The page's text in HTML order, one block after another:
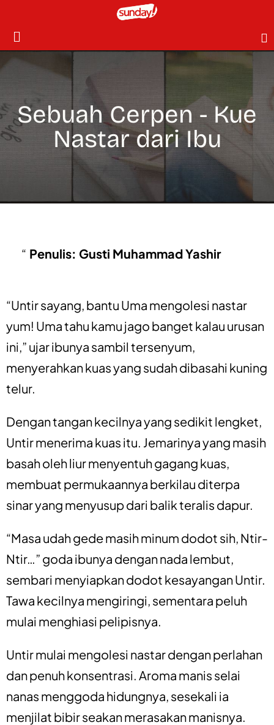
Sebuah Cerpen - Kue
Nastar dari Ibu
Penulis: Gusti Muhammad Yashir
“Untir sayang, bantu Uma mengolesi nastar
yum! Uma tahu kamu jago banget kalau urusan
ini,” ujar ibunya sambil tersenyum,
menyerahkan kuas yang sudah dibasahi kuning
telur.
Dengan tangan kecilnya yang sedikit lengket,
Untir menerima kuas itu. Jemarinya yang masih
basah oleh liur menyentuh gagang kuas,
membuat permukaannya berkilau diterpa
sinar yang menyusup dari balik teralis dapur.
“Masa udah gede masih minum dodot sih, Ntir-
Ntir…” goda ibunya dengan nada lembut,
sembari menyiapkan dodot kesayangan Untir.
Tawa kecilnya mengiringi, sementara peluh
mulai menghiasi pelipisnya.
Untir mulai mengolesi nastar dengan perlahan
dan penuh konsentrasi. Aroma manis selai
nanas menggoda hidungnya, sesekali ia
menjilat bibir seakan merasakan manisnya.